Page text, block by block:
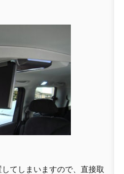
てしまいますので、直接取